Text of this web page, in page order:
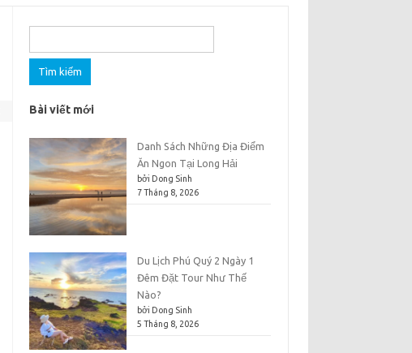
kiếm
cho:
Bài viết mới
Danh Sách Những Địa Điểm
Ăn Ngon Tại Long Hải
bởi Dong Sinh
7 Tháng 8, 2026
Du Lịch Phú Quý 2 Ngày 1
Đêm Đặt Tour Như Thế
Nào?
bởi Dong Sinh
5 Tháng 8, 2026